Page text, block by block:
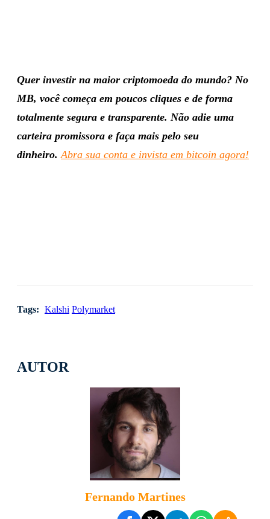
AUTOR
Fernando Martines
Quer investir na maior criptomoeda do mundo? No
MB, você começa em poucos cliques e de forma
totalmente segura e transparente. Não adie uma
carteira promissora e faça mais pelo seu
dinheiro. Abra sua conta e invista em bitcoin agora!
Tags: Kalshi Polymarket